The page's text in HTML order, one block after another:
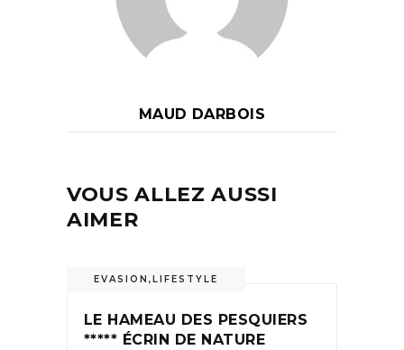
MAUD DARBOIS
VOUS ALLEZ AUSSI
AIMER
EVASION , LIFESTYLE
LE HAMEAU DES PESQUIERS
***** ÉCRIN DE NATURE